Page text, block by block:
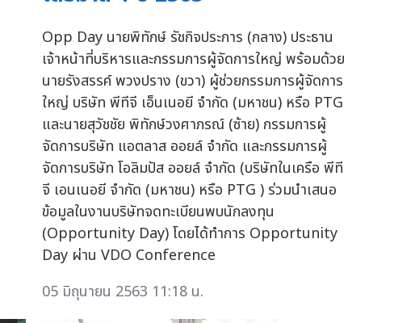
Opp Day นายพิทักษ์ รัชกิจประการ (กลาง) ประธาน
เจ้าหน้าที่บริหารและกรรมการผู้จัดการใหญ่ พร้อมด้วย
นายรังสรรค์ พวงปราง (ขวา) ผู้ช่วยกรรมการผู้จัดการ
ใหญ่ บริษัท พีทีจี เอ็นเนอยี จำกัด (มหาชน) หรือ PTG
และนายสุวัชชัย พิทักษ์วงศาภรณ์ (ซ้าย) กรรมการผู้
จัดการบริษัท แอตลาส ออยล์ จำกัด และกรรมการผู้
จัดการบริษัท โอลิมปัส ออยล์ จำกัด (บริษัทในเครือ พีที
จี เอนเนอยี จำกัด (มหาชน) หรือ PTG ) ร่วมนำเสนอ
ข้อมูลในงานบริษัทจดทะเบียนพบนักลงทุน
(Opportunity Day) โดยได้ทำการ Opportunity
Day ผ่าน VDO Conference
05 มิถุนายน 2563 11:18 น.